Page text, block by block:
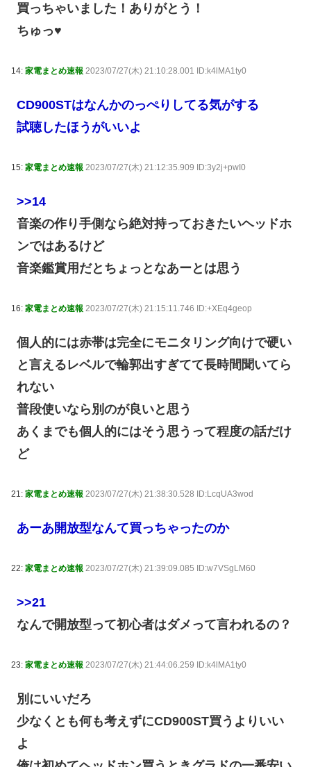
買っちゃいました！ありがとう！
ちゅっ♥
14: 家電まとめ速報 2023/07/27(木) 21:10:28.001 ID:k4lMA1ty0
CD900STはなんかのっぺりしてる気がする
試聴したほうがいいよ
15: 家電まとめ速報 2023/07/27(木) 21:12:35.909 ID:3y2j+pwI0
>>14
音楽の作り手側なら絶対持っておきたいヘッドホ
ンではあるけど
音楽鑑賞用だとちょっとなあーとは思う
16: 家電まとめ速報 2023/07/27(木) 21:15:11.746 ID:+XEq4geop
個人的には赤帯は完全にモニタリング向けで硬い
と言えるレベルで輪郭出すぎてて長時間聞いてら
れない
普段使いなら別のが良いと思う
あくまでも個人的にはそう思うって程度の話だけ
ど
21: 家電まとめ速報 2023/07/27(木) 21:38:30.528 ID:LcqUA3wod
あーあ開放型なんて買っちゃったのか
22: 家電まとめ速報 2023/07/27(木) 21:39:09.085 ID:w7VSgLM60
>>21
なんで開放型って初心者はダメって言われるの？
23: 家電まとめ速報 2023/07/27(木) 21:44:06.259 ID:k4lMA1ty0
別にいいだろ
少なくとも何も考えずにCD900ST買うよりいい
よ